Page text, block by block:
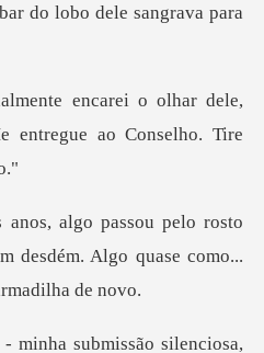
d
ar dele,
entregue ao
sto
desdém. Algo quase c
ão silenciosa,